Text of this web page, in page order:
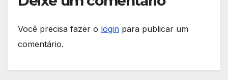
Você precisa fazer o login para publicar um
comentário.